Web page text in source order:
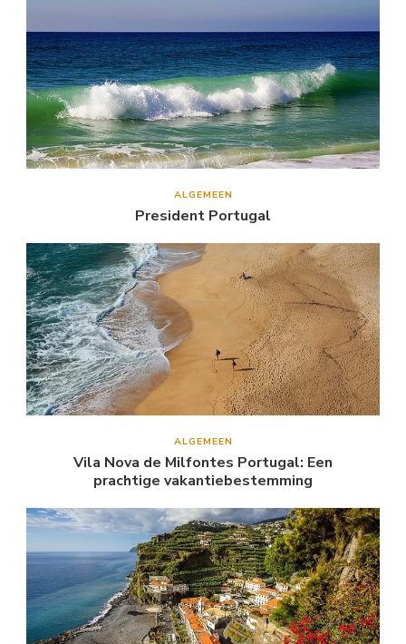
ALGEMEEN
President Portugal
ALGEMEEN
Vila Nova de Milfontes Portugal: Een
prachtige vakantiebestemming